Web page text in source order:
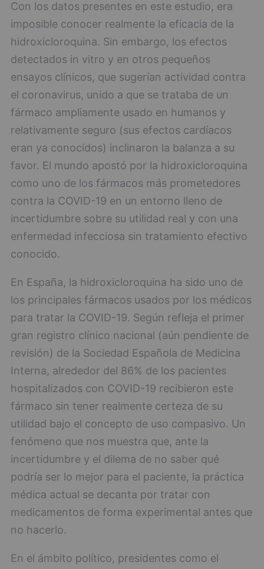
Con los datos presentes en este estudio, era
imposible conocer realmente la eficacia de la
hidroxicloroquina. Sin embargo, los efectos
detectados in vitro y en otros pequeños
ensayos clínicos, que sugerían actividad contra
el coronavirus, unido a que se trataba de un
fármaco ampliamente usado en humanos y
relativamente seguro (sus efectos cardíacos
eran ya conocidos) inclinaron la balanza a su
favor. El mundo apostó por la hidroxicloroquina
como uno de los fármacos más prometedores
contra la COVID-19 en un entorno lleno de
incertidumbre sobre su utilidad real y con una
enfermedad infecciosa sin tratamiento efectivo
conocido.
En España, la hidroxicloroquina ha sido uno de
los principales fármacos usados por los médicos
para tratar la COVID-19. Según refleja el primer
gran registro clínico nacional (aún pendiente de
revisión) de la Sociedad Española de Medicina
Interna, alrededor del 86% de los pacientes
hospitalizados con COVID-19 recibieron este
fármaco sin tener realmente certeza de su
utilidad bajo el concepto de uso compasivo. Un
fenómeno que nos muestra que, ante la
incertidumbre y el dilema de no saber qué
podría ser lo mejor para el paciente, la práctica
médica actual se decanta por tratar con
medicamentos de forma experimental antes que
no hacerlo.
En el ámbito político, presidentes como el